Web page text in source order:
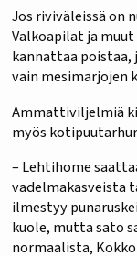
Jos riviväleissä on
Valkoapilat ja
kannattaa
vain mesimarjojen
Ammattiviljelmiä
myös
– Lehtihome
vadelmakasveista
ilmestyy
kuole, mutta sato
normaalista,